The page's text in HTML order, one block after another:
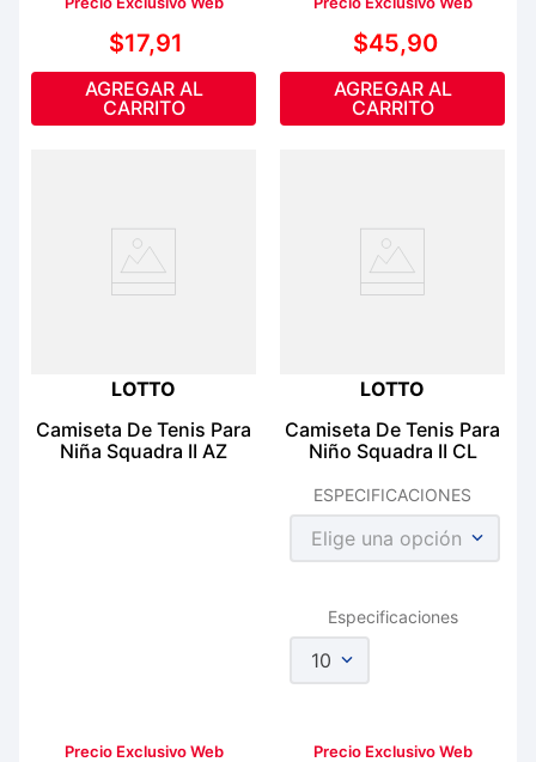
$17,91
AGREGAR AL
CARRITO
$45,90
AGREGAR AL
CARRITO
LOTTO
Camiseta De Tenis Para
Niña Squadra II AZ
Precio Exclusivo Web
LOTTO
Camiseta De Tenis Para
Niño Squadra II CL
ESPECIFICACIONES
Elige una opción
Especificaciones
10
Precio Exclusivo Web